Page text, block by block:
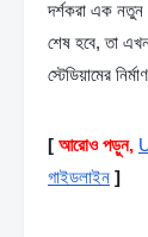
দর্শকরা এক নতুন
শেষ হবে, তা
স্টেডিয়ামের
[ আরোও পড়ুন,
গাইডলাইন ]